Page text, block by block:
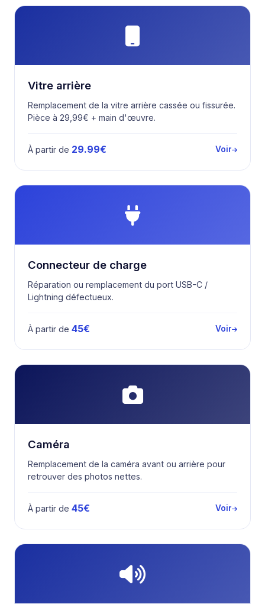
Vitre arrière
Remplacement de la vitre arrière cassée ou fissurée.
Pièce à 29,99€ + main d'œuvre.
À partir de 29.99€ Voir
Connecteur de charge
Réparation ou remplacement du port USB-C /
Lightning défectueux.
À partir de 45€ Voir
Caméra
Remplacement de la caméra avant ou arrière pour
retrouver des photos nettes.
À partir de 45€ Voir